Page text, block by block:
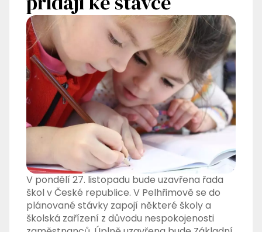
V pondělí 27. listopadu bude uzavřena řada
škol v České republice. V Pelhřimově se do
plánované stávky zapojí některé školy a
školská zařízení z důvodu nespokojenosti